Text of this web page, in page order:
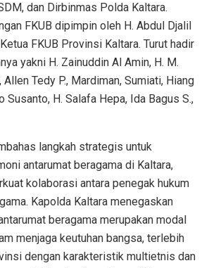
dan Dirbinmas Polda Kaltara.
FKUB dipimpin oleh H. Abdul Djalil
FKUB Provinsi Kaltara. Turut hadir
yakni H. Zainuddin Al Amin, H. M.
Allen Tedy P., Mardiman, Sumiati, Hiang
Susanto, H. Salafa Hepa, Ida Bagus S.,
langkah strategis untuk
antarumat beragama di Kaltara,
kolaborasi antara penegak hukum
Kapolda Kaltara menegaskan
beragama merupakan modal
menjaga keutuhan bangsa, terlebih
dengan karakteristik multietnis dan